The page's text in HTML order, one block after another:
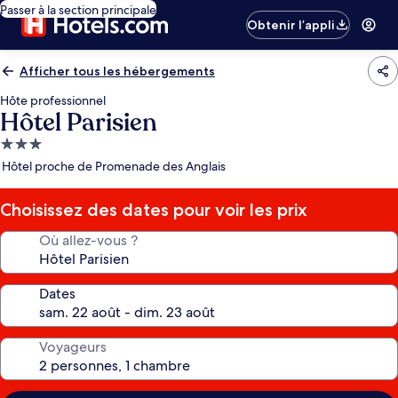
Passer à la section principale
Obtenir l’appli
Afficher tous les hébergements
Hôte professionnel
Hôtel Parisien
Hébergement
3.0 étoiles
Hôtel proche de Promenade des Anglais
Choisissez des dates pour voir les prix
Où allez-vous ?
Dates
Voyageurs